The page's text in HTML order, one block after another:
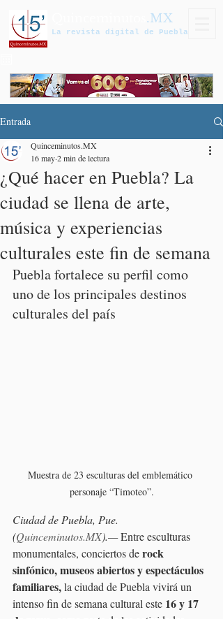
.MX
La revista digital de Puebla
Entrada
¿Qué hacer en Puebla? La
ciudad se llena de arte,
música y experiencias
culturales este fin de semana
Quinceminutos.MX
16 may2 min de lectura
Puebla fortalece su perfil como
uno de los principales destinos
culturales del país
Muestra de 23 esculturas del emblemático
personaje “Timoteo”.
Ciudad de Puebla, Pue.
(Quinceminutos.MX).— Entre esculturas
monumentales, conciertos de rock
sinfónico, museos abiertos y espectáculos
familiares, la ciudad de Puebla vivirá un
intenso fin de semana cultural este 16 y 17